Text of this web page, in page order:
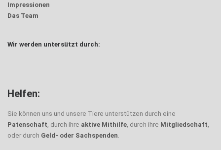
Impressionen
Das Team
Wir werden untersützt durch:
Helfen:
Sie können uns und unsere Tiere unterstützen durch eine
Patenschaft, durch ihre aktive Mithilfe, durch ihre Mitgliedschaft,
oder durch Geld- oder Sachspenden.